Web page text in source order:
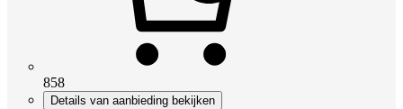
858
Details van aanbieding bekijken